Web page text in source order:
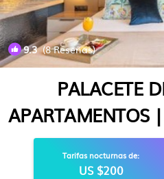
9.3(8 Reseñas)
PALACETE
APARTAMENTOS
EN
Tarifas nocturnas de:
US $200